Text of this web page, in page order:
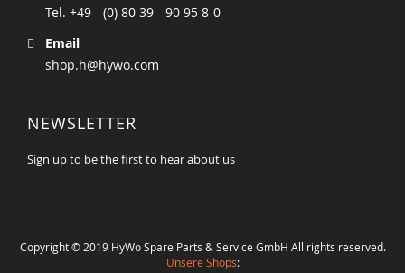
Tel. +49 - (0) 80 39 - 90 95 8-0
Email
shop.h@hywo.com
NEWSLETTER
Sign up to be the first to hear about us
Copyright © 2019 HyWo Spare Parts & Service GmbH All rights reserved.
Unsere Shops: